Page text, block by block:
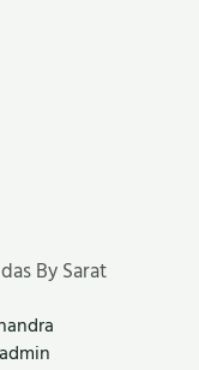
By Sarat
admin